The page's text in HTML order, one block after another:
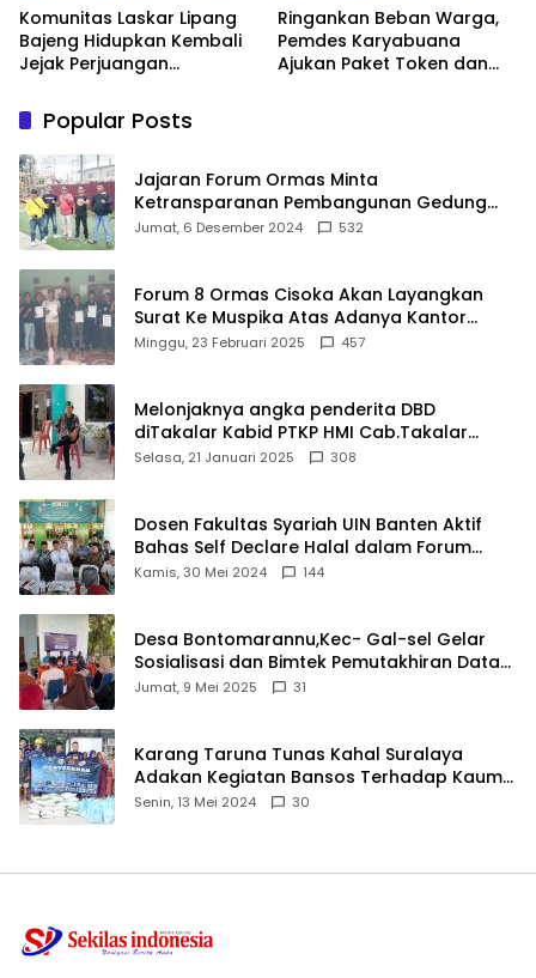
Komunitas Laskar Lipang
Bajeng Hidupkan Kembali
Jejak Perjuangan
Wabup Takalar: Apresiasi
Bahwa Sejarah Adalah
Warisan yang Tak Ternilai”.
Ringankan Beban Warga,
Pemdes Karyabuana
Ajukan Paket Token dan
Popular Posts
Jajaran Forum Ormas Minta
Ketransparanan Pembangunan Gedung
Damkar Di Kecamatan Cisoka
Jumat, 6 Desember 2024 532
Forum 8 Ormas Cisoka Akan Layangkan
Surat Ke Muspika Atas Adanya Kantor
Matel di Cisoka
Minggu, 23 Februari 2025 457
Melonjaknya angka penderita DBD
diTakalar Kabid PTKP HMI Cab.Takalar
angkat bicara
Selasa, 21 Januari 2025 308
Dosen Fakultas Syariah UIN Banten Aktif
Bahas Self Declare Halal dalam Forum
Ijtima Ulama MUI
Kamis, 30 Mei 2024 144
Desa Bontomarannu,Kec- Gal-sel Gelar
Sosialisasi dan Bimtek Pemutakhiran Data
ID
Jumat, 9 Mei 2025 31
Karang Taruna Tunas Kahal Suralaya
Adakan Kegiatan Bansos Terhadap Kaum
Dhuafa dan Anak Yatim-Piatu
Senin, 13 Mei 2024 30